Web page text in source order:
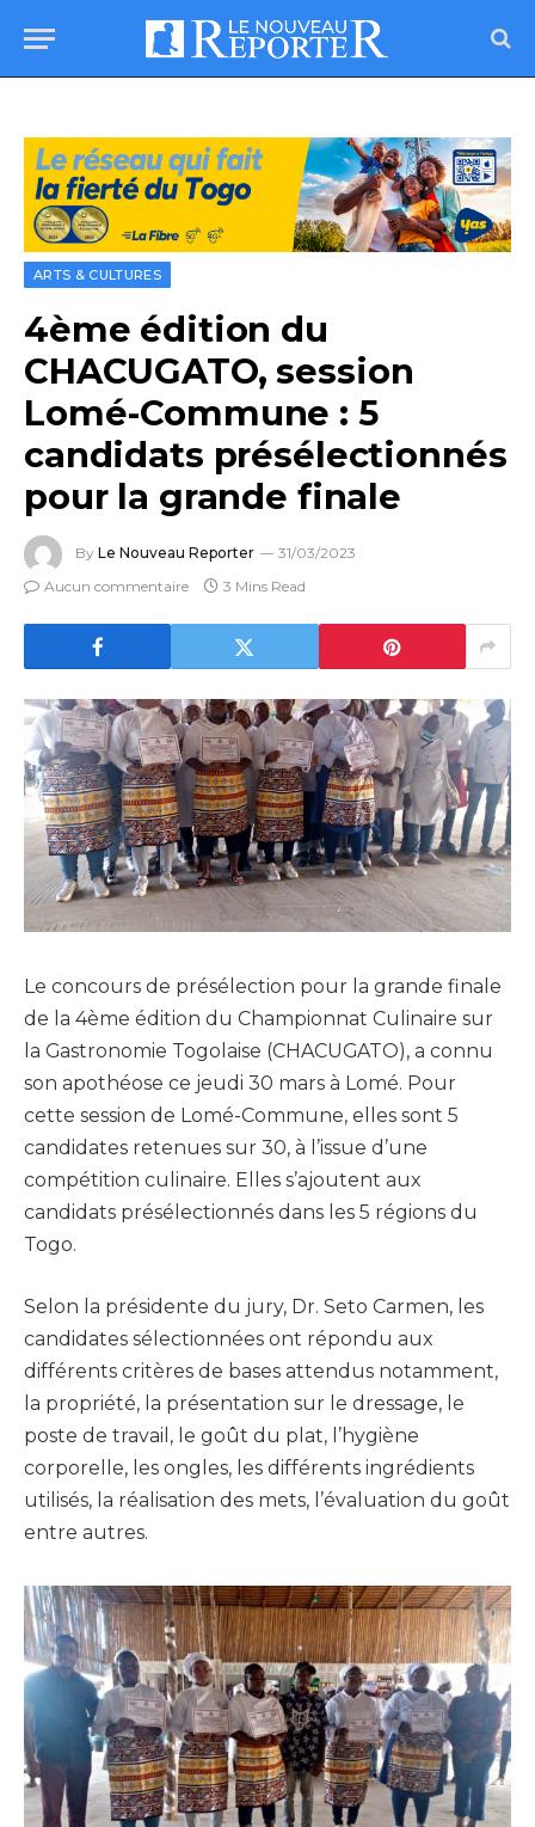
ARTS & CULTURES
4ème édition du
CHACUGATO, session
Lomé-Commune : 5
candidats présélectionnés
pour la grande finale
By Le Nouveau Reporter
31/03/2023
Aucun commentaire
3 Mins Read
Le concours de présélection pour la grande finale
de la 4ème édition du Championnat Culinaire sur
la Gastronomie Togolaise (CHACUGATO), a connu
son apothéose ce jeudi 30 mars à Lomé. Pour
cette session de Lomé-Commune, elles sont 5
candidates retenues sur 30, à l’issue d’une
compétition culinaire. Elles s’ajoutent aux
candidats présélectionnés dans les 5 régions du
Togo.
Selon la présidente du jury, Dr. Seto Carmen, les
candidates sélectionnées ont répondu aux
différents critères de bases attendus notamment,
la propriété, la présentation sur le dressage, le
poste de travail, le goût du plat, l’hygiène
corporelle, les ongles, les différents ingrédients
utilisés, la réalisation des mets, l’évaluation du goût
entre autres.